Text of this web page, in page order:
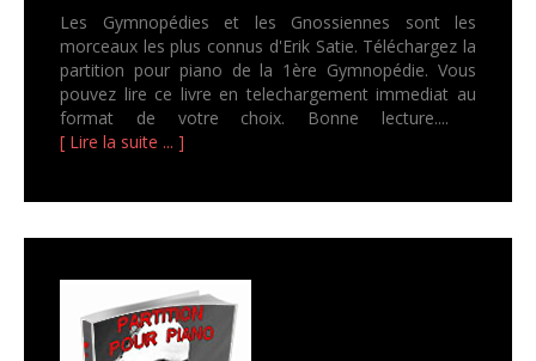
Les Gymnopédies et les Gnossiennes sont les
morceaux les plus connus d'Erik Satie. Téléchargez la
partition pour piano de la 1ère Gymnopédie. Vous
pouvez lire ce livre en telechargement immediat au
format de votre choix. Bonne lecture....
[ Lire la suite ... ]